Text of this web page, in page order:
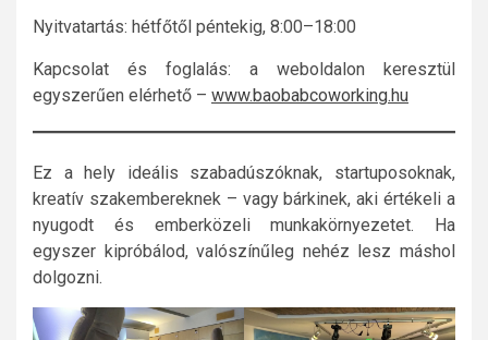
Nyitvatartás: hétfőtől péntekig, 8:00–18:00
Kapcsolat és foglalás: a weboldalon keresztül
egyszerűen elérhető – www.baobabcoworking.hu
Ez a hely ideális szabadúszóknak, startuposoknak,
kreatív szakembereknek – vagy bárkinek, aki értékeli a
nyugodt és emberközeli munkakörnyezetet. Ha
egyszer kipróbálod, valószínűleg nehéz lesz máshol
dolgozni.